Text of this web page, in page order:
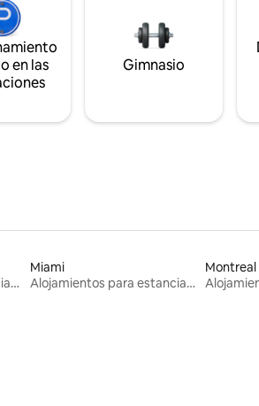
en las
Gimnasio
Alojamientos para estancias largas
Miami
Alojamientos para estancias largas
Montreal